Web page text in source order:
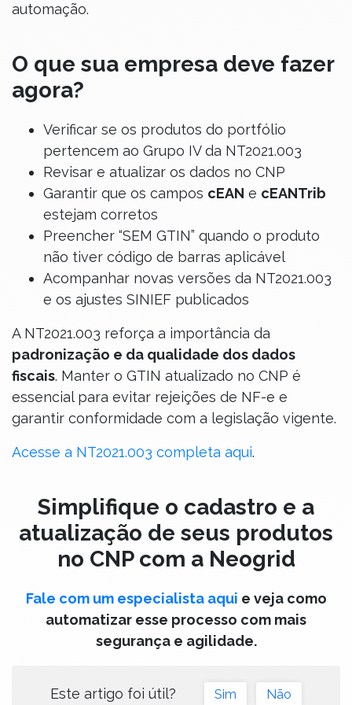
automação.
O que sua empresa deve fazer
agora?
Verificar se os produtos do portfólio
pertencem ao Grupo IV da NT2021.003
Revisar e atualizar os dados no CNP
Garantir que os campos cEAN e cEANTrib
estejam corretos
Preencher “SEM GTIN” quando o produto
não tiver código de barras aplicável
Acompanhar novas versões da NT2021.003
e os ajustes SINIEF publicados
A NT2021.003 reforça a importância da
padronização e da qualidade dos dados
fiscais. Manter o GTIN atualizado no CNP é
essencial para evitar rejeições de NF-e e
garantir conformidade com a legislação vigente.
Acesse a NT2021.003 completa aqui.
Simplifique o cadastro e a
atualização de seus produtos
no CNP com a Neogrid
Fale com um especialista aqui e veja como
automatizar esse processo com mais
segurança e agilidade.
Este artigo foi útil? Sim Não